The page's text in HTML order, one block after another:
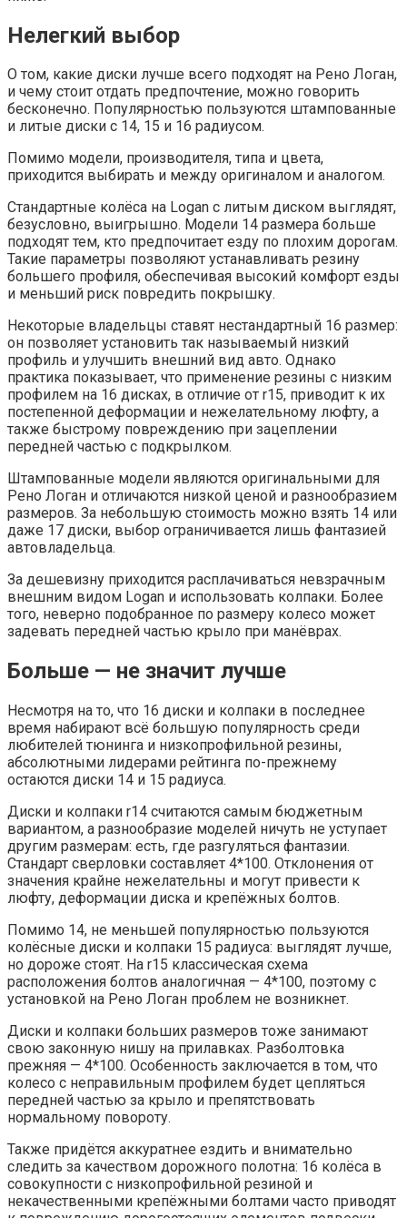
Нелегкий выбор
О том, какие диски лучше всего подходят на Рено Логан,
и чему стоит отдать предпочтение, можно говорить
бесконечно. Популярностью пользуются штампованные
и литые диски с 14, 15 и 16 радиусом.
Помимо модели, производителя, типа и цвета,
приходится выбирать и между оригиналом и аналогом.
Стандартные колёса на Logan с литым диском выглядят,
безусловно, выигрышно. Модели 14 размера больше
подходят тем, кто предпочитает езду по плохим дорогам.
Такие параметры позволяют устанавливать резину
большего профиля, обеспечивая высокий комфорт езды
и меньший риск повредить покрышку.
Некоторые владельцы ставят нестандартный 16 размер:
он позволяет установить так называемый низкий
профиль и улучшить внешний вид авто. Однако
практика показывает, что применение резины с низким
профилем на 16 дисках, в отличие от r15, приводит к их
постепенной деформации и нежелательному люфту, а
также быстрому повреждению при зацеплении
передней частью с подкрылком.
Штампованные модели являются оригинальными для
Рено Логан и отличаются низкой ценой и разнообразием
размеров. За небольшую стоимость можно взять 14 или
даже 17 диски, выбор ограничивается лишь фантазией
автовладельца.
За дешевизну приходится расплачиваться невзрачным
внешним видом Logan и использовать колпаки. Более
того, неверно подобранное по размеру колесо может
задевать передней частью крыло при манёврах.
Больше — не значит лучше
Несмотря на то, что 16 диски и колпаки в последнее
время набирают всё большую популярность среди
любителей тюнинга и низкопрофильной резины,
абсолютными лидерами рейтинга по-прежнему
остаются диски 14 и 15 радиуса.
Диски и колпаки r14 считаются самым бюджетным
вариантом, а разнообразие моделей ничуть не уступает
другим размерам: есть, где разгуляться фантазии.
Стандарт сверловки составляет 4*100. Отклонения от
значения крайне нежелательны и могут привести к
люфту, деформации диска и крепёжных болтов.
Помимо 14, не меньшей популярностью пользуются
колёсные диски и колпаки 15 радиуса: выглядят лучше,
но дороже стоят. На r15 классическая схема
расположения болтов аналогичная — 4*100, поэтому с
установкой на Рено Логан проблем не возникнет.
Диски и колпаки больших размеров тоже занимают
свою законную нишу на прилавках. Разболтовка
прежняя — 4*100. Особенность заключается в том, что
колесо с неправильным профилем будет цепляться
передней частью за крыло и препятствовать
нормальному повороту.
Также придётся аккуратнее ездить и внимательно
следить за качеством дорожного полотна: 16 колёса в
совокупности с низкопрофильной резиной и
некачественными крепёжными болтами часто приводят